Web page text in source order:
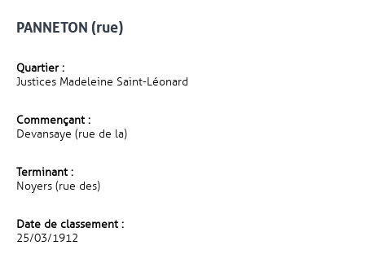
PANNETON (rue)
Quartier :
Justices Madeleine Saint-Léonard
Commençant :
Devansaye (rue de la)
Terminant :
Noyers (rue des)
Date de classement :
25/03/1912